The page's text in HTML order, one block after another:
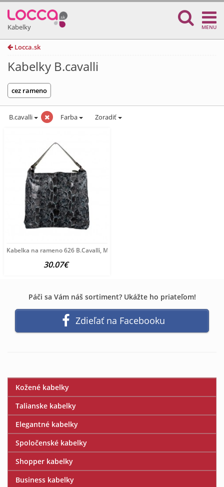
Kabelky MENU
Locca.sk
Kabelky B.cavalli
cez rameno
B.cavalli Farba Zoradiť
Kabelka na rameno 626 B.Cavalli, Modrá
30.07€
Páči sa Vám náš sortiment? Ukážte ho priateľom!
Zdieľať na Facebooku
Kožené kabelky
Talianske kabelky
Elegantné kabelky
Spoločenské kabelky
Shopper kabelky
Business kabelky